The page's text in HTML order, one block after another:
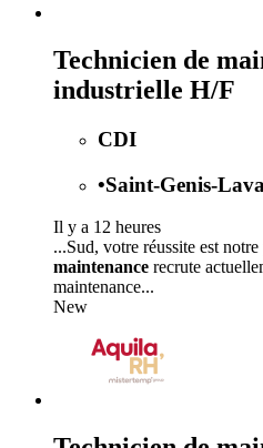
Technicien de
industrielle H/F
CDI
•Saint-Genis-
Il y a 12 heures
...Sud, votre réussite est
maintenance recrute
maintenance...
New